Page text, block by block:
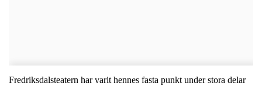
Fredriksdalsteatern har varit hennes fasta punkt under stora delar